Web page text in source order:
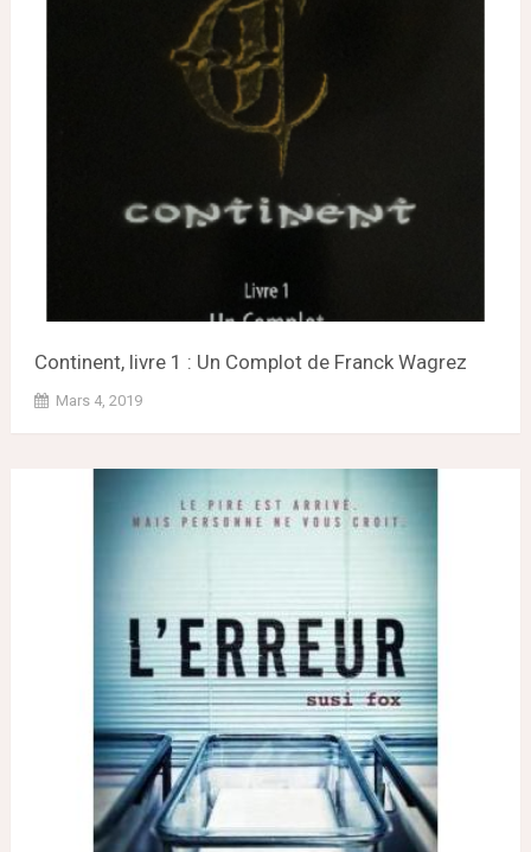
Continent, livre 1 : Un Complot de Franck Wagrez
Mars 4, 2019